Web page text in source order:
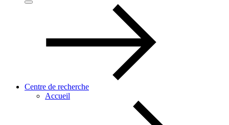
Centre de recherche
Accueil